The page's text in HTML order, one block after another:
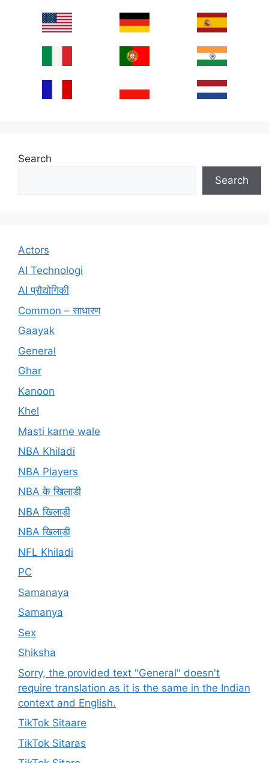
Search
Search
Actors
AI Technologi
AI प्रौद्योगिकी
Common – साधारण
Gaayak
General
Ghar
Kanoon
Khel
Masti karne wale
NBA Khiladi
NBA Players
NBA के खिलाड़ी
NBA खिलाड़ी
NBA खिलाड़ी
NFL Khiladi
PC
Samanaya
Samanya
Sex
Shiksha
Sorry, the provided text "General" doesn't
require translation as it is the same in the Indian
context and English.
TikTok Sitaare
TikTok Sitaras